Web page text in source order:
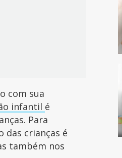
com sua
infantil é
Para
das crianças é
também nos